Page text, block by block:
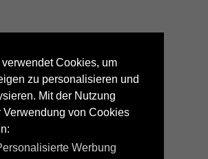
Cookies, um
zu personalisieren und
Mit der Nutzung
Verwendung von Cookies
Werbung